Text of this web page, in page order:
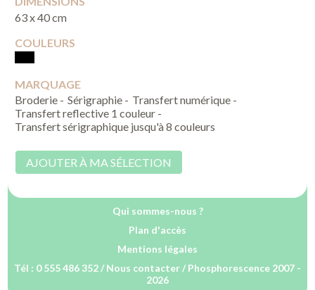
63 x 40 cm
COULEURS
MARQUAGE
Broderie - Sérigraphie - Transfert numérique -
Transfert reflective 1 couleur -
Transfert sérigraphique jusqu'à 8 couleurs
AJOUTER À MA SÉLECTION
Qui sommes-nous ?
Plan d'accès
Mentions légales
Tél : 0 555 486 352 /Nous contacter/ Phosphorescence 2007 -
2026